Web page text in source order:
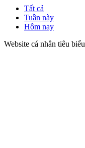
Tất cả
Tuần này
Hôm nay
Website cá nhân tiêu biểu